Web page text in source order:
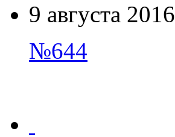
9 августа 2016
№644